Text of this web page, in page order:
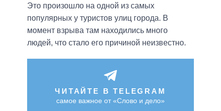
Это произошло на одной из самых
популярных у туристов улиц города. В
момент взрыва там находились много
людей, что стало его причиной неизвестно.
ЧИТАЙТЕ В TELEGRAM
самое важное от «Слово и дело»